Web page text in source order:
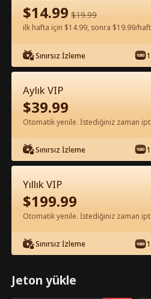
Uygulamada
Bölüm 71 - Burada
Tam Film
0-49 50-74
70 71 72
$14.99 $19.99
ilk hafta için $14.99, sonra $19.99/
Sınırsız İzleme
Aylık VIP
$39.99
Otomatik yenile. İstediğiniz zaman
Sınırsız İzleme
Yıllık VIP
$199.99
Otomatik yenile. İstediğiniz zaman
Sınırsız İzleme
Jeton yükle